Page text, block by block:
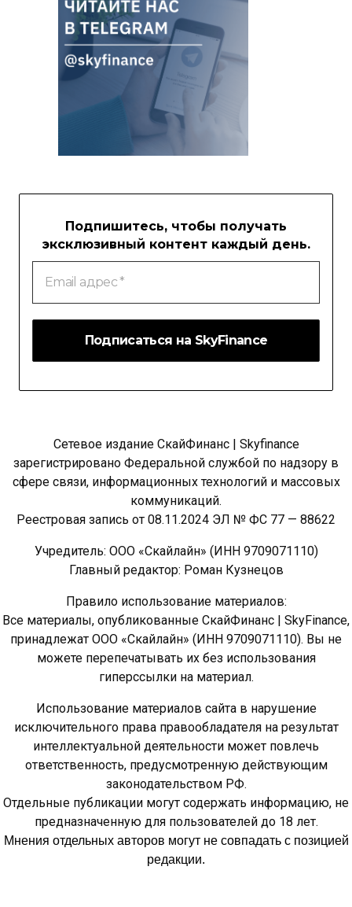
Подпишитесь, чтобы получать
эксклюзивный контент каждый день.
Email
адрес
Сетевое издание СкайФинанс | Skyfinance
зарегистрировано Федеральной службой по надзору в
сфере связи, информационных технологий и массовых
коммуникаций.
Реестровая запись от 08.11.2024 ЭЛ № ФС 77 — 88622
Учредитель: ООО «Скайлайн» (ИНН 9709071110)
Главный редактор: Роман Кузнецов
Правило использование материалов:
Все материалы, опубликованные СкайФинанс | SkyFinance,
принадлежат ООО «Скайлайн» (ИНН 9709071110). Вы не
можете перепечатывать их без использования
гиперссылки на материал.
Использование материалов сайта в нарушение
исключительного права правообладателя на результат
интеллектуальной деятельности может повлечь
ответственность, предусмотренную действующим
законодательством РФ.
Отдельные публикации могут содержать информацию, не
предназначенную для пользователей до 18 лет.
Мнения отдельных авторов могут не совпадать с позицией
редакции.